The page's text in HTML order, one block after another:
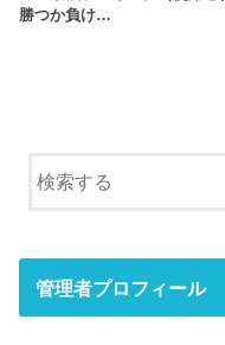
勝つか負け…
管理者プロフィール